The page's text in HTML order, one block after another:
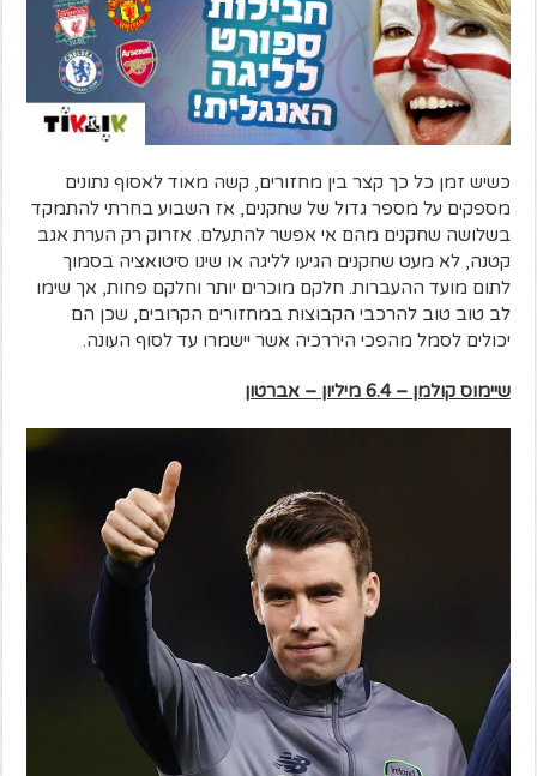
כשיש זמן כל כך קצר בין מחזורים, קשה מאוד לאסוף נתונים
מספקים על מספר גדול של שחקנים, אז השבוע בחרתי להתמקד
בשלושה שחקנים מהם אי אפשר להתעלם. אזרוק רק הערת אגב
קטנה, לא מעט שחקנים הגיעו לליגה או שינו סיטואציה בסמוך
לתום מועד ההעברות. חלקם מוכרים יותר וחלקם פחות, אך שימו
לב טוב טוב להרכבי הקבוצות במחזורים הקרובים, שכן הם
יכולים לסמל מהפכי היררכיה אשר יישמרו עד לסוף העונה.
שיימוס קולמן – 6.4 מיליון – אברטון